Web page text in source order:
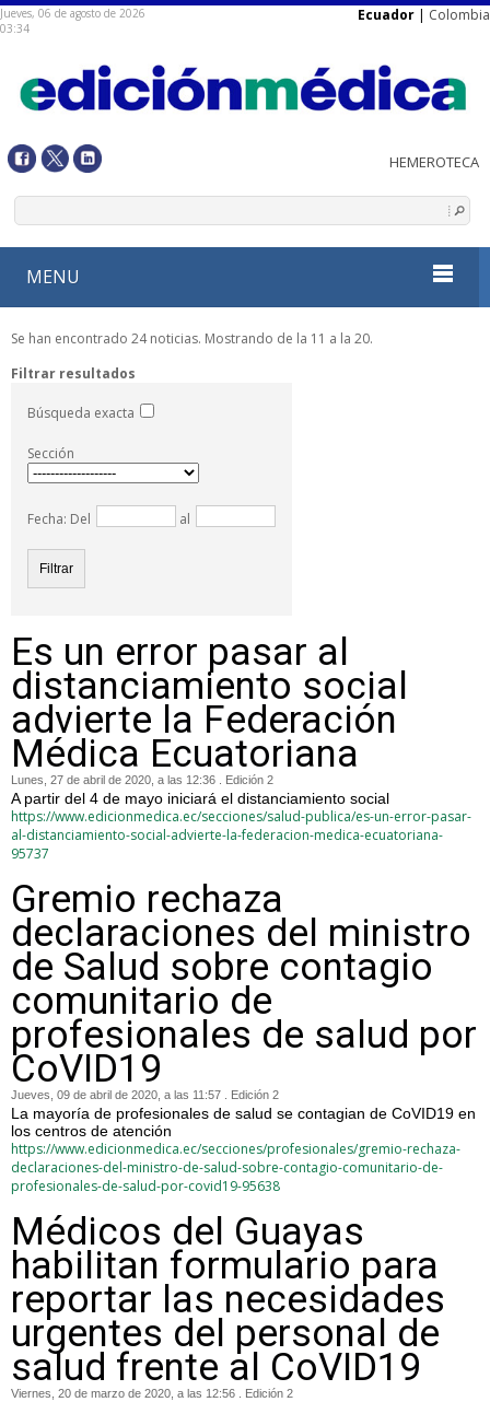
Jueves, 06 de agosto de 2026
03:34
Ecuador | Colombia
MENU
Se han encontrado 24 noticias. Mostrando de la 11 a la 20.
Filtrar resultados
Búsqueda exacta
Sección
Fecha: Del al
Es un error pasar al
distanciamiento social
advierte la Federación
Médica Ecuatoriana
Lunes, 27 de abril de 2020, a las 12:36 . Edición 2
A partir del 4 de mayo iniciará el distanciamiento social
https://www.edicionmedica.ec/secciones/salud-publica/es-un-error-pasar-
al-distanciamiento-social-advierte-la-federacion-medica-ecuatoriana-
95737
Gremio rechaza
declaraciones del ministro
de Salud sobre contagio
comunitario de
profesionales de salud por
CoVID19
Jueves, 09 de abril de 2020, a las 11:57 . Edición 2
La mayoría de profesionales de salud se contagian de CoVID19 en
los centros de atención
https://www.edicionmedica.ec/secciones/profesionales/gremio-rechaza-
declaraciones-del-ministro-de-salud-sobre-contagio-comunitario-de-
profesionales-de-salud-por-covid19-95638
Médicos del Guayas
habilitan formulario para
reportar las necesidades
urgentes del personal de
salud frente al CoVID19
Viernes, 20 de marzo de 2020, a las 12:56 . Edición 2